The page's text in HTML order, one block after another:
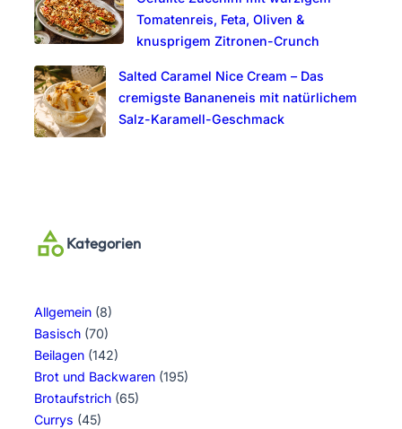
Tomatenreis, Feta, Oliven &
knusprigem Zitronen-Crunch
Salted Caramel Nice Cream – Das
cremigste Bananeneis mit natürlichem
Salz-Karamell-Geschmack
Kategorien
Allgemein (8)
Basisch (70)
Beilagen (142)
Brot und Backwaren (195)
Brotaufstrich (65)
Currys (45)